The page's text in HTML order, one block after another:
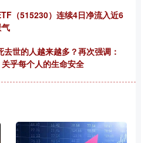
（515230）连续4日净流入近6
世的人越来越多？再次强调：
乎每个人的生命安全